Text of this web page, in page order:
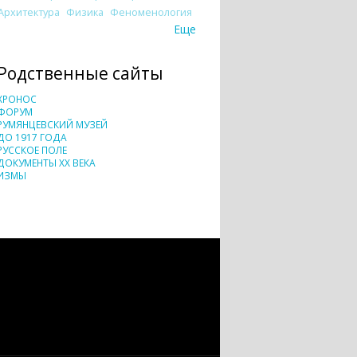
Физика Феноменология
Еще
сайты
МУЗЕЙ
1917 ГОДА
ПОЛЕ
XX ВЕКА